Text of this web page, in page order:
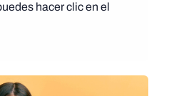
hacer clic en el